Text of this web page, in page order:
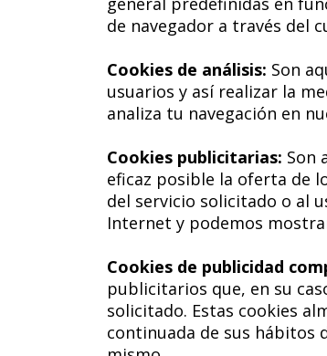
de navegador a través del
Cookies de análisis: Son
usuarios y así realizar la
analiza tu navegación en
Cookies publicitarias: Son
eficaz posible la oferta de
del servicio solicitado o al
Internet y podemos
Cookies de publicidad
publicitarios que, en su
solicitado. Estas cookies
continuada de sus hábitos